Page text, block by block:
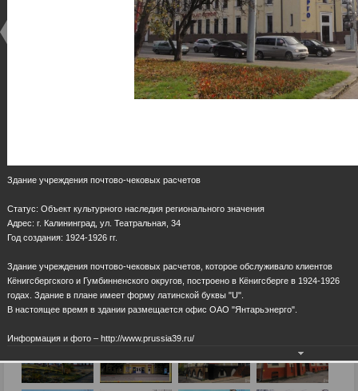
Здание учреждения почтово-чековых расчетов
Статус: Объект культурного наследия регионального значения
Адрес: г. Калининград, ул. Театральная, 34
Год создания: 1924-1926 гг.
Здание учреждения почтово-чековых расчетов, которое обслуживало клиентов
Кёнигсбергского и Гумбинненского округов, построено в Кёнигсберге в 1924-1926
годах. Здание в плане имеет форму латинской буквы "U".
В настоящее время в здании размещается офис ОАО "Янтарьэнерго".
Информация и фото – http://www.prussia39.ru/